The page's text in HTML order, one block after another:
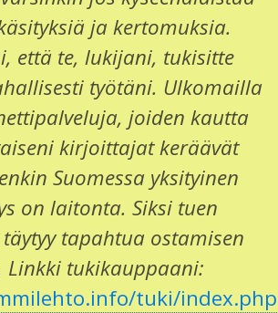
ja kertomuksia.
että te, lukijani, tukisitte
työtäni. Ulkomailla
joiden kautta
kirjoittajat keräävät
Suomessa yksityinen
on laitonta. Siksi tuen
tapahtua ostamisen
Linkki tukikauppaani:
tuki/index.php